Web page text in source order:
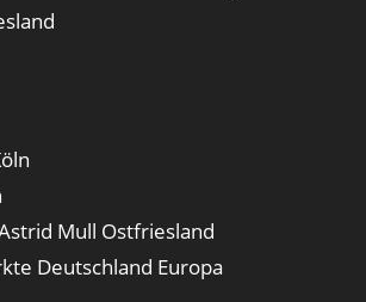
Mull Ostfriesland
Deutschland Europa